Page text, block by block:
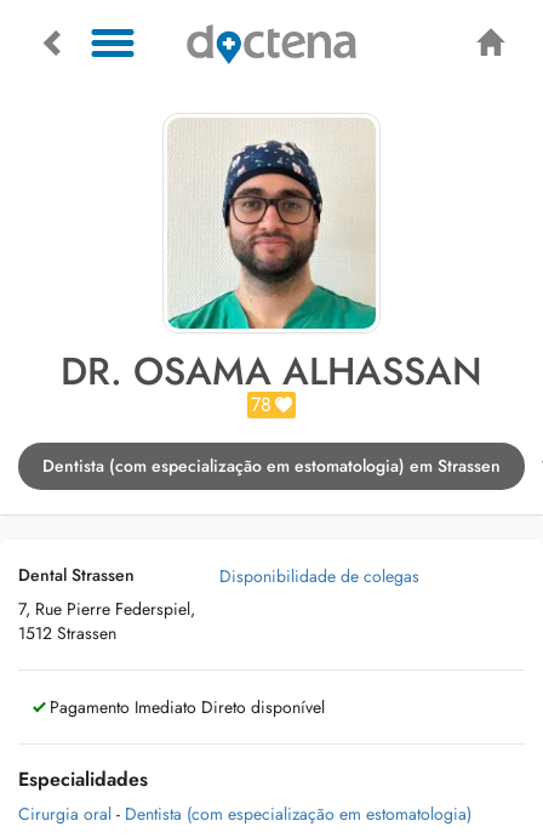
DR. OSAMA ALHASSAN
78
Dentista (com especialização em estomatologia) em Strassen
Dental Strassen
7, Rue Pierre Federspiel,
1512 Strassen
Disponibilidade de colegas
Pagamento Imediato Direto disponível
Especialidades
Cirurgia oral - Dentista (com especialização em estomatologia)